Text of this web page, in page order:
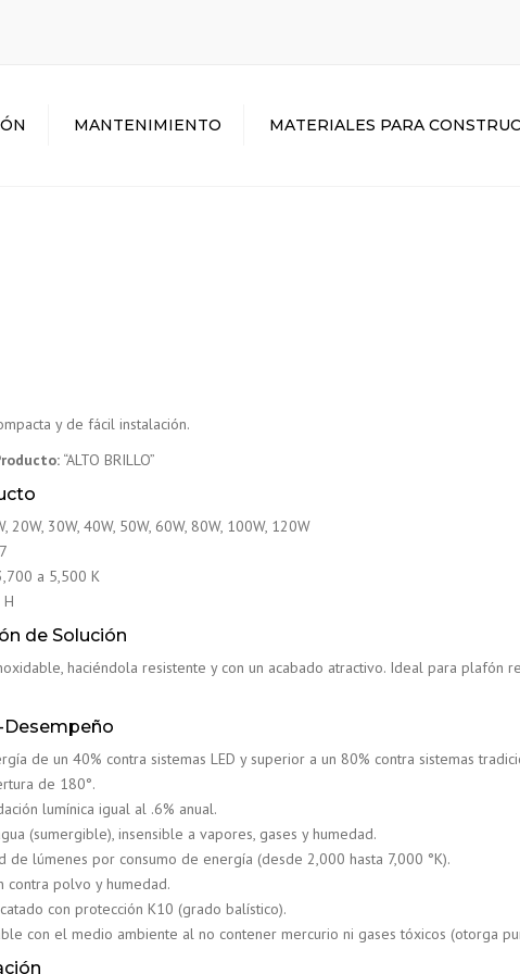
MANTENIMIENTO MATERIALES PARA
y de fácil instalación.
“ALTO BRILLO”
20W, 30W, 40W, 50W, 60W, 80W, 100W, 120W
a 5,500 K
de Solución
haciéndola resistente y con un acabado atractivo. Ideal para plafón
de un 40% contra sistemas LED y superior a un 80% contra sistemas
de 180°.
lumínica igual al .6% anual.
(sumergible), insensible a vapores, gases y humedad.
de lúmenes por consumo de energía (desde 2,000 hasta 7,000 °K).
contra polvo y humedad.
con protección K10 (grado balístico).
con el medio ambiente al no contener mercurio ni gases tóxicos (otorga